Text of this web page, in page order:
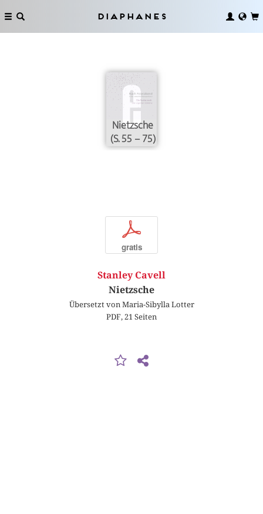
Diaphanes
Nietzsche
(S. 55 – 75)
p
gratis
Stanley Cavell
Nietzsche
Übersetzt von Maria-Sibylla Lotter
PDF, 21 Seiten